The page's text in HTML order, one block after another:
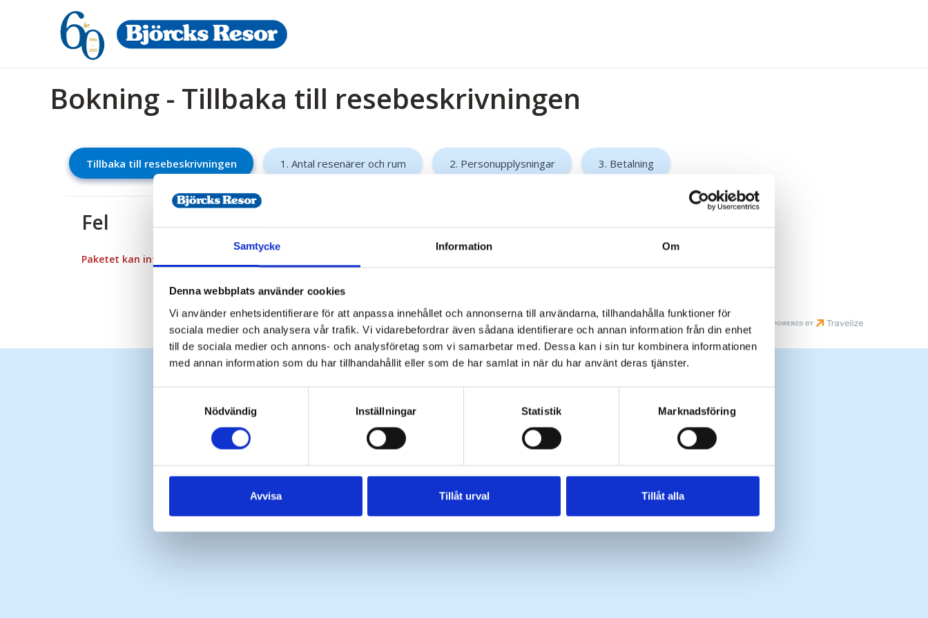
Samtycke Information Om
Denna webbplats använder cookies
Vi använder enhetsidentifierare för att anpassa innehållet och annonserna till användarna, tillhandahålla funktioner för
sociala medier och analysera vår trafik. Vi vidarebefordrar även sådana identifierare och annan information från din enhet
till de sociala medier och annons- och analysföretag som vi samarbetar med. Dessa kan i sin tur kombinera informationen
med annan information som du har tillhandahållit eller som de har samlat in när du har använt deras tjänster.
Nödvändig
Inställningar Statistik Marknadsföring
Avvisa Tillåt urval Tillåt alla
Bokning - Tillbaka till resebeskrivningen
Tillbaka till resebeskrivningen 1. Antal resenärer och rum 2. Personupplysningar 3. Betalning
Fel
Paketet kan inte bokas